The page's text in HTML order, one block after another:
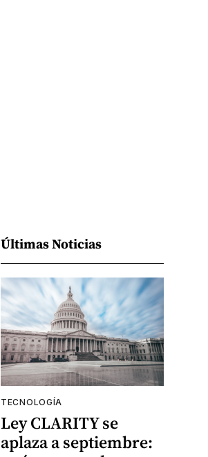
Últimas Noticias
TECNOLOGÍA
Ley CLARITY se
aplaza a septiembre: